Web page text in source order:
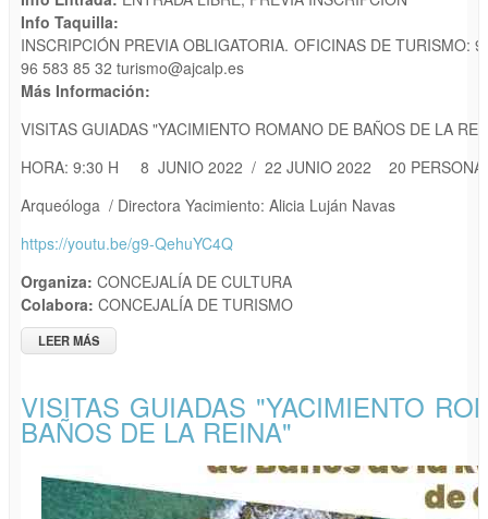
Info Taquilla:
INSCRIPCIÓN PREVIA OBLIGATORIA. OFICINAS DE TURISMO:
96 583 85 32 turismo@ajcalp.es
Más Información:
VISITAS GUIADAS "YACIMIENTO ROMANO DE BAÑOS DE LA
HORA: 9:30 H 8 JUNIO 2022 / 22 JUNIO 2022 20
Arqueóloga / Directora Yacimiento: Alicia Luján Navas
https://youtu.be/g9-QehuYC4Q
Organiza: CONCEJALÍA DE CULTURA
Colabora: CONCEJALÍA DE TURISMO
LEER MÁS
DE LA REINA"
VISITAS GUIADAS "YACIMIENTO
BAÑOS DE LA REINA"